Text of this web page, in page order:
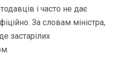
і часто не дає
За словам міністра,
застарілих